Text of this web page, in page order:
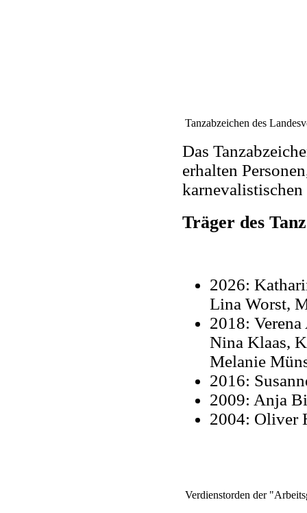
Tanzabzeichen des
Das
erhalten
karnevalistischen
Träger des
2026:
Lina Worst,
2018:
Nina Klaas,
Melanie
2016:
2009: Anja
2004: Oliver
Verdienstorden der